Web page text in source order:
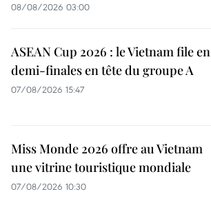
08/08/2026 03:00
ASEAN Cup 2026 : le Vietnam file en
demi-finales en tête du groupe A
07/08/2026 15:47
Miss Monde 2026 offre au Vietnam
une vitrine touristique mondiale
07/08/2026 10:30